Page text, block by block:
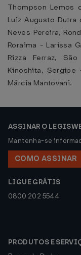
Thompson Lemos
Luiz Augusto
Neves Pereira,
Roraima - Larissa
Rizza Ferraz,
Kinoshita,
Márcia Mantovani.
ASSINAR O
Mantenha-se
COMO ASSINAR
LIGUE GRÁTIS
0800 202 5544
PRODUTOS E